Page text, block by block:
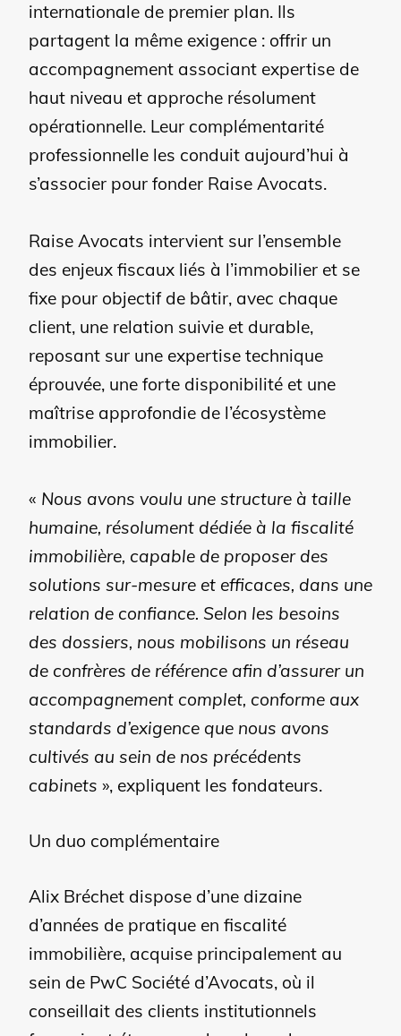
internationale de premier plan. Ils
partagent la même exigence : offrir un
accompagnement associant expertise de
haut niveau et approche résolument
opérationnelle. Leur complémentarité
professionnelle les conduit aujourd’hui à
s’associer pour fonder Raise Avocats.
Raise Avocats intervient sur l’ensemble
des enjeux fiscaux liés à l’immobilier et se
fixe pour objectif de bâtir, avec chaque
client, une relation suivie et durable,
reposant sur une expertise technique
éprouvée, une forte disponibilité et une
maîtrise approfondie de l’écosystème
immobilier.
« Nous avons voulu une structure à taille
humaine, résolument dédiée à la fiscalité
immobilière, capable de proposer des
solutions sur-mesure et efficaces, dans une
relation de confiance. Selon les besoins
des dossiers, nous mobilisons un réseau
de confrères de référence afin d’assurer un
accompagnement complet, conforme aux
standards d’exigence que nous avons
cultivés au sein de nos précédents
cabinets », expliquent les fondateurs.
Un duo complémentaire
Alix Bréchet dispose d’une dizaine
d’années de pratique en fiscalité
immobilière, acquise principalement au
sein de PwC Société d’Avocats, où il
conseillait des clients institutionnels